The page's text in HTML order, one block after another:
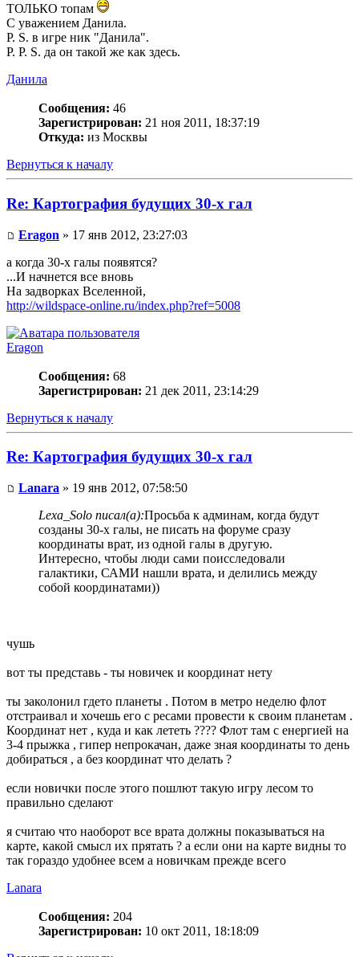
ТОЛЬКО топам
С уважением Данила.
P. S. в игре ник "Данила".
P. P. S. да он такой же как здесь.
Данила
Сообщения: 46
Зарегистрирован: 21 ноя 2011, 18:37:19
Откуда: из Москвы
Вернуться к началу
Re: Картография будущих 30-х гал
Eragon » 17 янв 2012, 23:27:03
а когда 30-х галы появятся?
...И начнется все вновь
На задворках Вселенной,
http://wildspace-online.ru/index.php?ref=5008
Eragon
Сообщения: 68
Зарегистрирован: 21 дек 2011, 23:14:29
Вернуться к началу
Re: Картография будущих 30-х гал
Lanara » 19 янв 2012, 07:58:50
Lexa_Solo писал(а):Просьба к админам, когда будут
созданы 30-х галы, не писать на форуме сразу
координаты врат, из одной галы в другую.
Интересно, чтобы люди сами поисследовали
галактики, САМИ нашли врата, и делились между
собой координатами))
чушь
вот ты представь - ты новичек и координат нету
ты заколонил гдето планеты . Потом в метро неделю флот
отстраивал и хочешь его с ресами провести к своим планетам .
Координат нет , куда и как лететь ???? Флот там с енергией на
3-4 прыжка , гипер непрокачан, даже зная координаты то день
добираться , а без координат что делать ?
если новички после этого пошлют такую игру лесом то
правильно сделают
я считаю что наоборот все врата должны показываться на
карте, какой смысл их прятать ? а если они на карте видны то
так гораздо удобнее всем а новичкам прежде всего
Lanara
Сообщения: 204
Зарегистрирован: 10 окт 2011, 18:18:09